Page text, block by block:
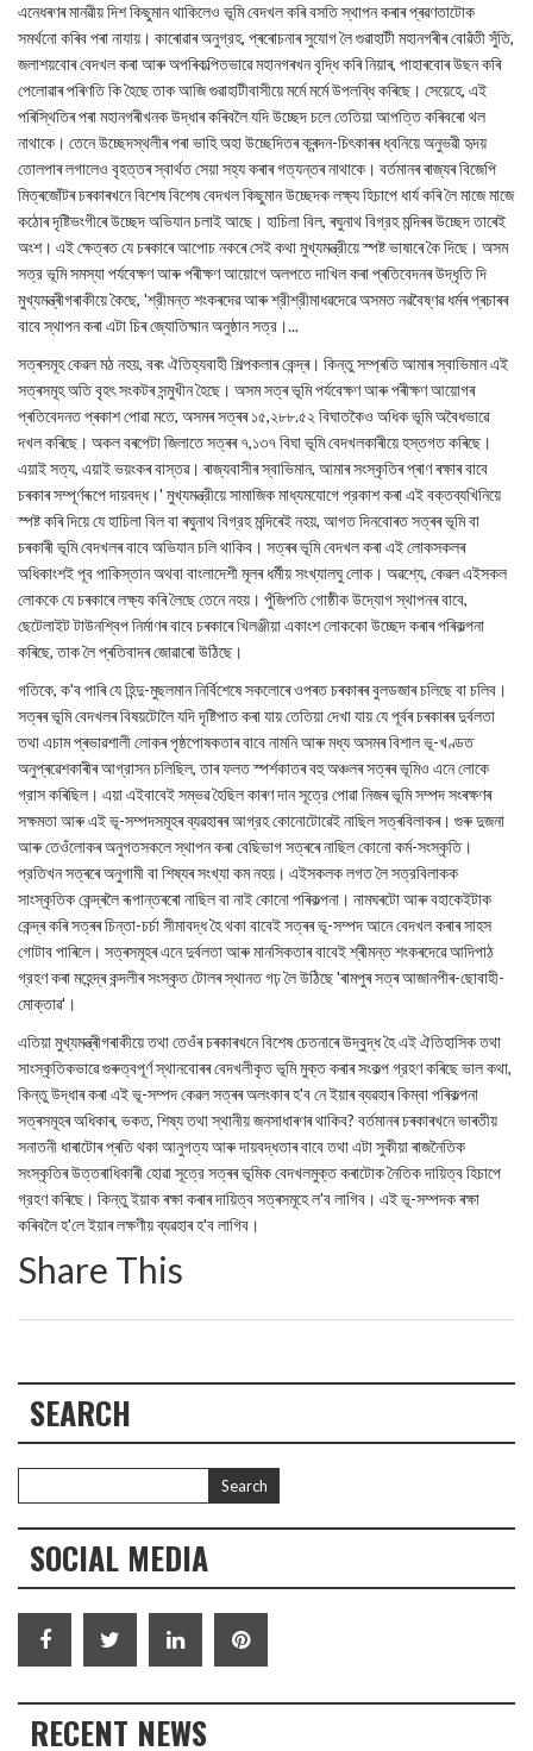
এনেধৰণৰ মানৱীয় দিশ কিছুমান থাকিলেও ভূমি বেদখল কৰি বসতি স্থাপন কৰাৰ প্ৰৱণতাটোক
সমর্থনো কৰিব পৰা নাযায়। কাৰোৱাৰ অনুগ্রহ, প্ৰৰোচনাৰ সুযোগ লৈ গুৱাহাটী মহানগৰীৰ বোৱঁতী সুঁতি,
জলাশয়বোৰ বেদখল কৰা আৰু অপৰিকল্পিতভাৱে মহানগৰখন বৃদ্ধি কৰি নিয়াৰ, পাহাৰবোৰ উছন কৰি
পেলোৱাৰ পৰিণতি কি হৈছে তাক আজি গুৱাহাটীবাসীয়ে মর্মে মর্মে উপলব্ধি কৰিছে। সেয়েহে, এই
পৰিস্থিতিৰ পৰা মহানগৰীখনক উদ্ধাৰ কৰিবলৈ যদি উচ্ছেদ চলে তেতিয়া আপত্তি কৰিবৰো থল
নাথাকে। তেনে উচ্ছেদস্থলীৰ পৰা ভাহি অহা উচ্ছেদিতৰ ক্ৰন্দন-চিৎকাৰৰ ধ্বনিয়ে অনুভৱী হৃদয়
তোলপাৰ লগালেও বৃহত্তৰ স্বাৰ্থত সেয়া সহ্য কৰাৰ গত্যন্তৰ নাথাকে। বৰ্তমানৰ ৰাজ্যৰ বিজেপি
মিত্ৰজোঁটৰ চৰকাৰখনে বিশেষ বিশেষ বেদখল কিছুমান উচ্ছেদক লক্ষ্য হিচাপে ধাৰ্য কৰি লৈ মাজে মাজে
কঠোৰ দৃষ্টিভংগীৰে উচ্ছেদ অভিযান চলাই আছে। হাচিলা বিল, ৰঘুনাথ বিগ্রহ মন্দিৰৰ উচ্ছেদ তাৰেই
অংশ। এই ক্ষেত্ৰত যে চৰকাৰে আপোচ নকৰে সেই কথা মুখ্যমন্ত্রীয়ে স্পষ্ট ভাষাৰে কৈ দিছে। অসম
সত্র ভূমি সমস্যা পর্যবেক্ষণ আৰু পৰীক্ষণ আয়োগে অলপতে দাখিল কৰা প্ৰতিবেদনৰ উদ্ধৃতি দি
মুখ্যমন্ত্ৰীগৰাকীয়ে কৈছে, 'শ্রীমন্ত শংকৰদেৱ আৰু শ্রীশ্রীমাধৱদেৱে অসমত নৱবৈষ্ণৱ ধৰ্মৰ প্ৰচাৰৰ
বাবে স্থাপন কৰা এটা চিৰ জ্যোতিষ্মান অনুষ্ঠান সত্র।...
সত্ৰসমূহ কেৱল মঠ নহয়, বৰং ঐতিহ্যবাহী শিল্পকলাৰ কেন্দ্ৰ। কিন্তু সম্প্ৰতি আমাৰ স্বাভিমান এই
সত্ৰসমূহ অতি বৃহৎ সংকটৰ সন্মুখীন হৈছে। অসম সত্ৰ ভূমি পৰ্যবেক্ষণ আৰু পৰীক্ষণ আয়োগৰ
প্ৰতিবেদনত প্ৰকাশ পোৱা মতে, অসমৰ সত্ৰৰ ১৫,২৮৮.৫২ বিঘাতকৈও অধিক ভূমি অবৈধভাৱে
দখল কৰিছে। অকল বৰপেটা জিলাতে সত্ৰৰ ৭,১৩৭ বিঘা ভূমি বেদখলকাৰীয়ে হস্তগত কৰিছে।
এয়াই সত্য, এয়াই ভয়ংকৰ বাস্তৱ। ৰাজ্যবাসীৰ স্বাভিমান, আমাৰ সংস্কৃতিৰ প্ৰাণ ৰক্ষাৰ বাবে
চৰকাৰ সম্পূৰ্ণৰূপে দায়বদ্ধ।' মুখ্যমন্ত্রীয়ে সামাজিক মাধ্যমযোগে প্রকাশ কৰা এই বক্তব্যখিনিয়ে
স্পষ্ট কৰি দিয়ে যে হাচিলা বিল বা ৰঘুনাথ বিগ্রহ মন্দিৰেই নহয়, আগত দিনবোৰত সত্ৰৰ ভূমি বা
চৰকাৰী ভূমি বেদখলৰ বাবে অভিযান চলি থাকিব। সত্ৰৰ ভূমি বেদখল কৰা এই লোকসকলৰ
অধিকাংশই পূব পাকিস্তান অথবা বাংলাদেশী মূলৰ ধৰ্মীয় সংখ্যালঘু লোক। অৱশ্যে, কেৱল এইসকল
লোককে যে চৰকাৰে লক্ষ্য কৰি লৈছে তেনে নহয়। পুঁজিপতি গোষ্ঠীক উদ্যোগ স্থাপনৰ বাবে,
ছেটেলাইট টাউনশ্বিপ নিৰ্মাণৰ বাবে চৰকাৰে খিলঞ্জীয়া একাংশ লোককো উচ্ছেদ কৰাৰ পৰিকল্পনা
কৰিছে, তাক লৈ প্ৰতিবাদৰ জোৱাৰো উঠিছে।
গতিকে, ক'ব পাৰি যে হিন্দু-মুছলমান নির্বিশেষে সকলোৰে ওপৰত চৰকাৰৰ বুলডজাৰ চলিছে বা চলিব।
সত্ৰৰ ভূমি বেদখলৰ বিষয়টোলৈ যদি দৃষ্টিপাত কৰা যায় তেতিয়া দেখা যায় যে পূৰ্বৰ চৰকাৰৰ দুৰ্বলতা
তথা এচাম প্ৰভাৱশালী লোকৰ পৃষ্ঠপোষকতাৰ বাবে নামনি আৰু মধ্য অসমৰ বিশাল ভূ-খণ্ডত
অনুপ্ৰৱেশকাৰীৰ আগ্রাসন চলিছিল, তাৰ ফলত স্পৰ্শকাতৰ বহু অঞ্চলৰ সত্ৰৰ ভূমিও এনে লোকে
গ্রাস কৰিছিল। এয়া এইবাবেই সম্ভৱ হৈছিল কাৰণ দান সূত্রে পোৱা নিজৰ ভূমি সম্পদ সংৰক্ষণৰ
সক্ষমতা আৰু এই ভূ-সম্পদসমূহৰ ব্যৱহাৰৰ আগ্রহ কোনোটোৱেই নাছিল সত্ৰবিলাকৰ। গুৰু দুজনা
আৰু তেওঁলোকৰ অনুগতসকলে স্থাপন কৰা বেছিভাগ সত্ৰৰে নাছিল কোনো কর্ম-সংস্কৃতি।
প্রতিখন সত্ৰৰে অনুগামী বা শিষ্যৰ সংখ্যা কম নহয়। এইসকলক লগত লৈ সত্রবিলাকক
সাংস্কৃতিক কেন্দ্ৰলৈ ৰূপান্তৰৰো নাছিল বা নাই কোনো পৰিকল্পনা। নামঘৰটো আৰু বহাকেইটাক
কেন্দ্ৰ কৰি সত্ৰৰ চিন্তা-চৰ্চা সীমাবদ্ধ হৈ থকা বাবেই সত্ৰৰ ভূ-সম্পদ আনে বেদখল কৰাৰ সাহস
গোটাব পাৰিলে। সত্ৰসমূহৰ এনে দুৰ্বলতা আৰু মানসিকতাৰ বাবেই শ্ৰীমন্ত শংকৰদেৱে আদিপাঠ
গ্রহণ কৰা মহেন্দ্ৰ কন্দলীৰ সংস্কৃত টোলৰ স্থানত গঢ় লৈ উঠিছে 'ৰামপুৰ সত্ৰ আজানপীৰ-ছোবাহী-
মোক্তাৱ'।
এতিয়া মুখ্যমন্ত্ৰীগৰাকীয়ে তথা তেওঁৰ চৰকাৰখনে বিশেষ চেতনাৰে উদ্বুদ্ধ হৈ এই ঐতিহাসিক তথা
সাংস্কৃতিকভাৱে গুৰুত্বপূৰ্ণ স্থানবোৰৰ বেদখলীকৃত ভূমি মুক্ত কৰাৰ সংকল্প গ্রহণ কৰিছে ভাল কথা,
কিন্তু উদ্ধাৰ কৰা এই ভূ-সম্পদ কেৱল সত্ৰৰ অলংকাৰ হ'ব নে ইয়াৰ ব্যৱহাৰ কিম্বা পৰিকল্পনা
সত্ৰসমূহৰ অধিকাৰ, ভকত, শিষ্য তথা স্থানীয় জনসাধাৰণৰ থাকিব? বৰ্তমানৰ চৰকাৰখনে ভাৰতীয়
সনাতনী ধাৰাটোৰ প্ৰতি থকা আনুগত্য আৰু দায়বদ্ধতাৰ বাবে তথা এটা সুকীয়া ৰাজনৈতিক
সংস্কৃতিৰ উত্তৰাধিকাৰী হোৱা সূত্রে সত্ৰৰ ভূমিক বেদখলমুক্ত কৰাটোক নৈতিক দায়িত্ব হিচাপে
গ্রহণ কৰিছে। কিন্তু ইয়াক ৰক্ষা কৰাৰ দায়িত্ব সত্ৰসমূহে ল'ব লাগিব। এই ভূ-সম্পদক ৰক্ষা
কৰিবলৈ হ'লে ইয়াৰ লক্ষণীয় ব্যৱহাৰ হ'ব লাগিব।
Share This
SEARCH
SOCIAL MEDIA
RECENT NEWS